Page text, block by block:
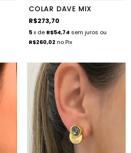
COLAR DAVE MIX
R$273,70
5x de R$54,74 sem juros ou
R$260,02 no Pix